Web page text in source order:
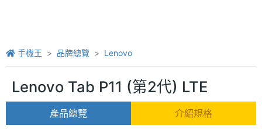
手機王 品牌總覽 Lenovo
Lenovo Tab P11 (第2代) LTE
產品總覽 介紹規格